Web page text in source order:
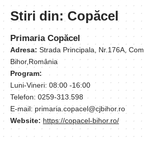
Stiri din:Copăcel
Primaria Copăcel
Adresa: Strada Principala, Nr.176A,
Bihor,România
Program:
Luni-Vineri: 08:00 -16:00
Telefon: 0259-313.598
E-mail: primaria.copacel@cjbihor.ro
Website: https://copacel-bihor.ro/